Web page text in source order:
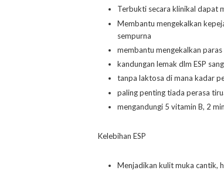
Terbukti secara klinikal dapat
Membantu mengekalkan
sempurna
membantu mengekalkan
kandungan lemak dlm ESP
tanpa laktosa di mana kadar
paling penting tiada perasa
mengandungi 5 vitamin B, 2
Kelebihan ESP
Menjadikan kulit muka cantik,